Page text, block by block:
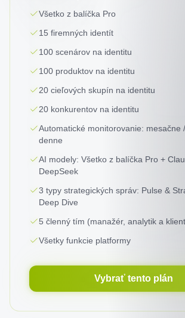
Všetko z balíčka Pro
15 firemných identít
100 scenárov na identitu
100 produktov na identitu
20 cieľových skupín na identitu
20 konkurentov na identitu
Automatické monitorovanie: mesačne
denne
AI modely: Všetko z balíčka Pro +
DeepSeek
3 typy strategických správ: Pulse &
Deep Dive
5 členný tím (manažér, analytik a
Všetky funkcie platformy
Vybrať tento plán